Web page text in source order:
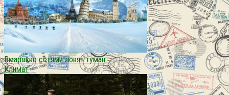
Вмарокко сетями ловят туман
Климат